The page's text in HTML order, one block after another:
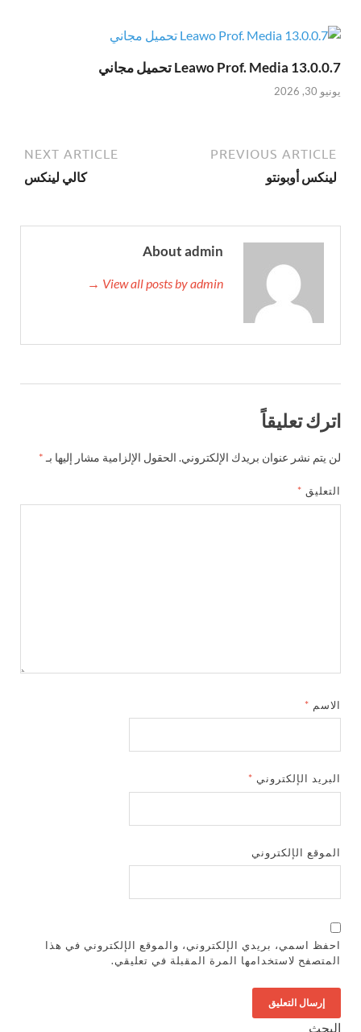
Leawo Prof. Media 13.0.0.7 تحميل مجاني
يونيو 30, 2026
PREVIOUS ARTICLE
لينكس أوبونتو
NEXT ARTICLE
كالي لينكس
About admin
View all posts by admin →
اترك تعليقاً
لن يتم نشر عنوان بريدك الإلكتروني. الحقول الإلزامية مشار إليها بـ *
التعليق *
الاسم *
البريد الإلكتروني *
الموقع الإلكتروني
احفظ اسمي، بريدي الإلكتروني، والموقع الإلكتروني في هذا
المتصفح لاستخدامها المرة المقبلة في تعليقي.
البحث